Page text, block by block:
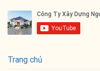
Trang chủ